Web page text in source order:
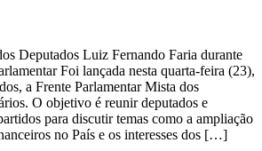
Deputados Luiz Fernando Faria durante
Foi lançada nesta quarta-feira (23),
a Frente Parlamentar Mista dos
O objetivo é reunir deputados e
para discutir temas como a ampliação
no País e os interesses dos […]